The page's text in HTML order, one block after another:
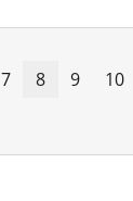
7 8 9 10